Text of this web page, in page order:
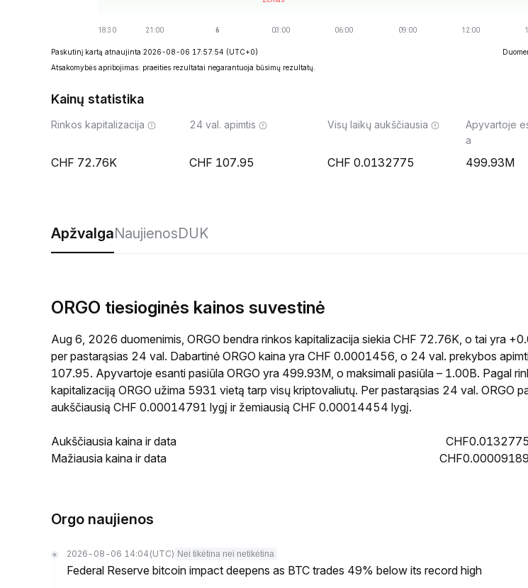
Paskutinį kartą atnaujinta 2026-08-06 17:57:54 (UTC+0)
Atsakomybės apribojimas: praeities rezultatai negarantuoja būsimų rezultatų.
Kainų statistika
Rinkos kapitalizacija
72.76K
24 val. apimtis
107.95
Visų laikų aukščiausia
0.0132775
Apyvartoje
a
499.93M
ApžvalgaNaujienosDUK
ORGO tiesioginės kainos suvestinė
Aug 6, 2026 duomenimis, ORGO bendra rinkos kapitalizacija siekia CHF 72.76K, o tai yra
per pastarąsias 24 val. Dabartinė ORGO kaina yra CHF 0.0001456, o 24 val. prekybos
107.95. Apyvartoje esanti pasiūla ORGO yra 499.93M, o maksimali pasiūla – 1.00B. Pagal
kapitalizaciją ORGO užima 5931 vietą tarp visų kriptovaliutų. Per pastarąsias 24 val. ORGO
aukščiausią CHF 0.00014791 lygį ir žemiausią CHF 0.00014454 lygį.
Aukščiausia kaina ir data
Mažiausia kaina ir data
Orgo naujienos
2026-08-06 14:04 (UTC) Nei tikėtina nei netikėtina
Federal Reserve bitcoin impact deepens as BTC trades 49% below its record high